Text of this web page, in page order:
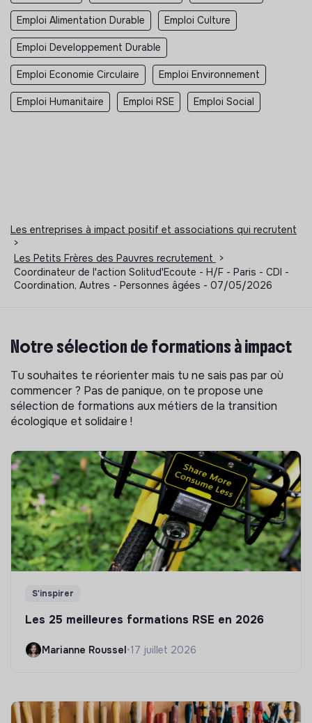
Emploi Alimentation Durable Emploi Culture
Emploi Developpement Durable
Emploi Economie Circulaire Emploi Environnement
Emploi Humanitaire Emploi RSE Emploi Social
Les entreprises à impact positif et associations qui recrutent
>
Les Petits Frères des Pauvres recrutement
>
Coordinateur de l'action Solitud'Ecoute - H/F - Paris - CDI -
Coordination, Autres - Personnes âgées - 07/05/2026
Notre sélection de formations à impact
Tu souhaites te réorienter mais tu ne sais pas par où
commencer ? Pas de panique, on te propose une
sélection de formations aux métiers de la transition
écologique et solidaire !
S'inspirer
Les 25 meilleures formations RSE en 2026
Marianne Roussel•17 juillet 2026